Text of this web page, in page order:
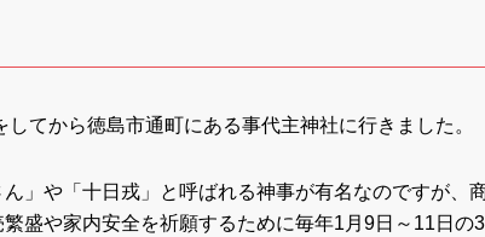
てから徳島市通町にある事代主神社に行きました。
」や「十日戎」と呼ばれる神事が有名なのですが、
盛や家内安全を祈願するために毎年1月9日～11日の